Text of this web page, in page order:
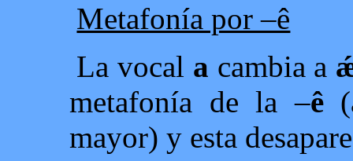
Metafonía por –ê
La vocal a cambia a
metafonía de la –ê
mayor) y esta